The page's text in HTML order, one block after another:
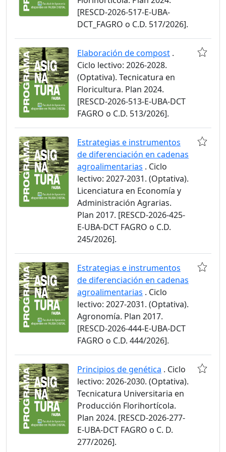
[RESCD-2026-517-E-UBA-
DCT_FAGRO o C.D. 517/2026].
Elaboración de compost .
Ciclo lectivo: 2026-2028.
(Optativa). Tecnicatura en
Floricultura. Plan 2024.
[RESCD-2026-513-E-UBA-DCT
FAGRO o C.D. 513/2026].
Estrategias e instrumentos
de diferenciación en cadenas
agroalimentarias . Ciclo
lectivo: 2027-2031. (Optativa).
Licenciatura en Economía y
Administración Agrarias.
Plan 2017. [RESCD-2026-425-
E-UBA-DCT FAGRO o C.D.
245/2026].
Estrategias e instrumentos
de diferenciación en cadenas
agroalimentarias . Ciclo
lectivo: 2027-2031. (Optativa).
Agronomía. Plan 2017.
[RESCD-2026-444-E-UBA-DCT
FAGRO o C.D. 444/2026].
Principios de genética . Ciclo
lectivo: 2026-2030. (Optativa).
Tecnicatura Universitaria en
Producción Florihortícola.
Plan 2024. [RESCD-2026-277-
E-UBA-DCT FAGRO o C. D.
277/2026].